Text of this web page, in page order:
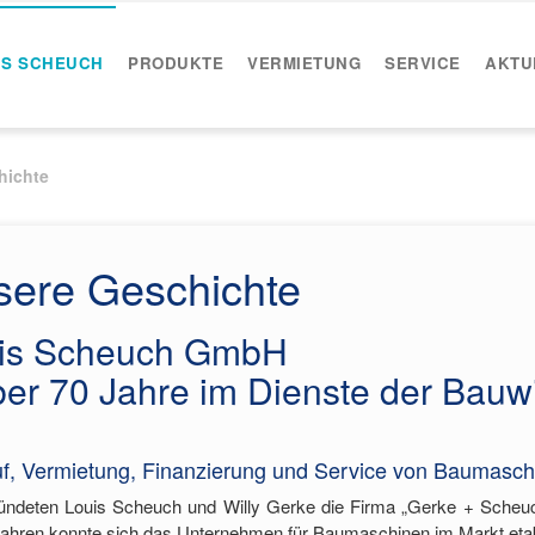
SCHEUCH PRODUKTE VERMIETUNG SERVICE
Geschichte
Scheuch GmbH
70 Jahre im Dienste der
Vermietung, Finanzierung und Service von
Louis Scheuch und Willy Gerke die Firma „Gerke +